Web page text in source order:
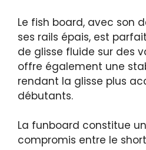
Le fish board, avec son
ses rails épais, est
de glisse fluide sur des
offre également une
rendant la glisse plus
débutants.
La funboard constitue
compromis entre le